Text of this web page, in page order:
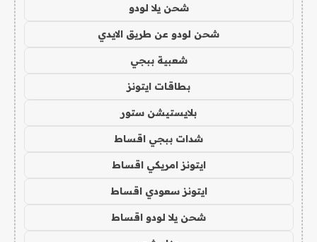
شحن يلا لودو
شحن لودو عن طريق الايدي
شعبية ببجي
بطاقات ايتونز
بلايستيشن ستور
شدات ببجي اقساط
ايتونز امريكي اقساط
ايتونز سعودي اقساط
شحن يلا لودو اقساط